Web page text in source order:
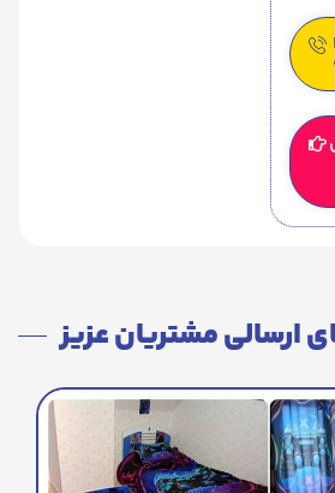
ارسالی مشتریان عزیز